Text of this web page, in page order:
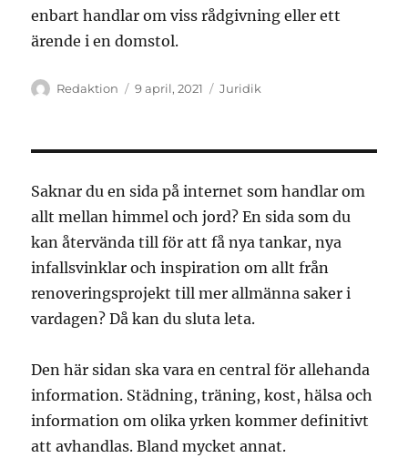
enbart handlar om viss rådgivning eller ett
ärende i en domstol.
Författare
Redaktion
Publicerat
9 april, 2021 Kategorier
Juridik
Saknar du en sida på internet som handlar om
allt mellan himmel och jord? En sida som du
kan återvända till för att få nya tankar, nya
infallsvinklar och inspiration om allt från
renoveringsprojekt till mer allmänna saker i
vardagen? Då kan du sluta leta.
Den här sidan ska vara en central för allehanda
information. Städning, träning, kost, hälsa och
information om olika yrken kommer definitivt
att avhandlas. Bland mycket annat.